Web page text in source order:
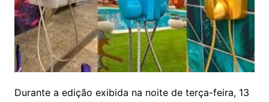
Durante a edição exibida na noite de terça-feira, 13